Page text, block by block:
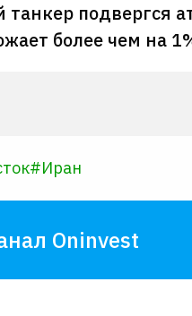
танкер подвергся
более чем на
#Иран
Oninvest